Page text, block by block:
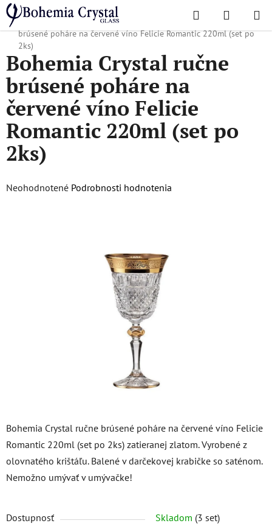
Prejsť
na
obsah
Hľadať
KOŠÍK
Domov
/ Obľúbené kolekcie / Felicie Romantic
Bohemia Crystal ručne
brúsené poháre na červené víno Felicie Romantic 220ml (set po
2ks)
Bohemia Crystal ručne brúsené poháre na červené víno Felicie
Romantic 220ml (set po 2ks) zatieranej zlatom. Vyrobené z
olovnatého krištáľu. Balené v darčekovej krabičke so saténom.
Nemožno umývať v umývačke!
Dostupnosť Skladom (3 set)
Bohemia Crystal ručne
brúsené poháre na
červené víno Felicie
Romantic 220ml (set po
2ks)
Priemerné
Neohodnotené Podrobnosti hodnotenia